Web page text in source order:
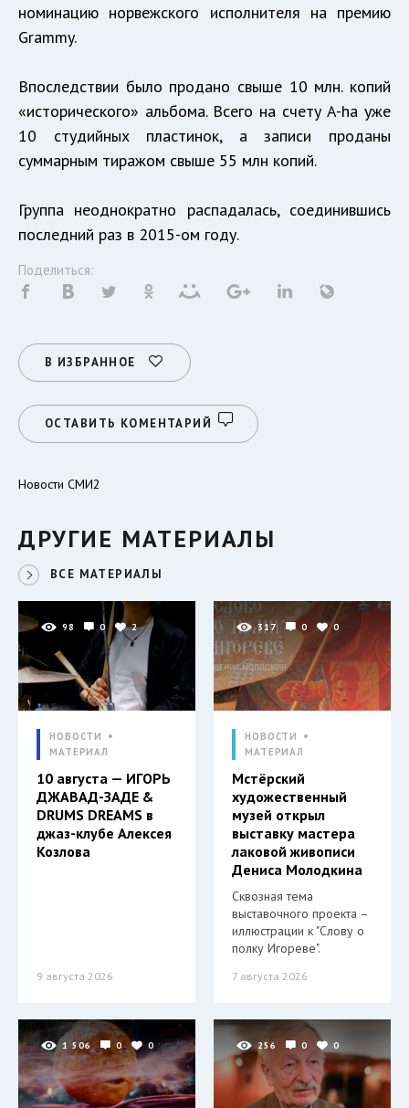
номинацию норвежского исполнителя на премию
Grammy.
Впоследствии было продано свыше 10 млн. копий
«исторического» альбома. Всего на счету A-ha уже
10 студийных пластинок, а записи проданы
суммарным тиражом свыше 55 млн копий.
Группа неоднократно распадалась, соединившись
последний раз в 2015-ом году.
Поделиться:
В ИЗБРАННОЕ
ОСТАВИТЬ КОМЕНТАРИЙ
Новости СМИ2
ДРУГИЕ МАТЕРИАЛЫ
ВСЕ МАТЕРИАЛЫ
98 0 2
НОВОСТИ
МАТЕРИАЛ
10 августа — ИГОРЬ
ДЖАВАД-ЗАДЕ &
DRUMS DREAMS в
джаз-клубе Алексея
Козлова
9 августа 2026
317 0 0
НОВОСТИ
МАТЕРИАЛ
Мстёрский
художественный
музей открыл
выставку мастера
лаковой живописи
Дениса Молодкина
Сквозная тема
выставочного проекта –
иллюстрации к "Слову о
полку Игореве".
7 августа 2026
1 506 0 0 256 0 0